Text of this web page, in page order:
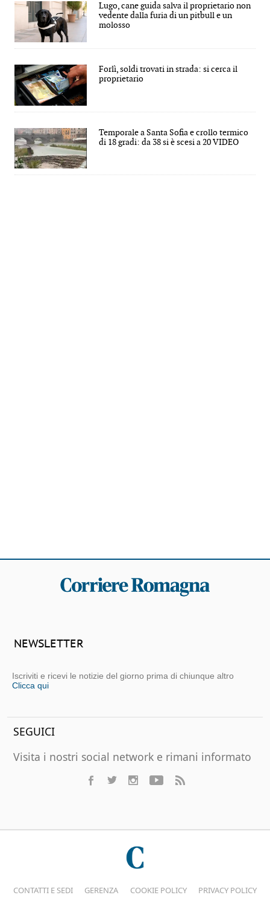
Lugo, cane guida salva il proprietario non
vedente dalla furia di un pitbull e un
molosso
Forlì, soldi trovati in strada: si cerca il
proprietario
Temporale a Santa Sofia e crollo termico
di 18 gradi: da 38 si è scesi a 20 VIDEO
NEWSLETTER
Iscriviti e ricevi le notizie del giorno prima di chiunque altro
Clicca qui
SEGUICI
Visita i nostri social network e rimani informato
CONTATTI E SEDI GERENZA COOKIE POLICY PRIVACY POLICY